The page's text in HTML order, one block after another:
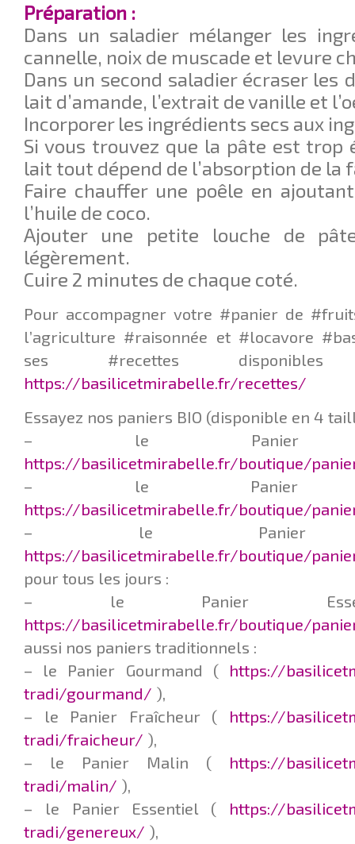
Préparation :
Dans un saladier mélanger les
cannelle, noix de muscade et levure
Dans un second saladier écraser les
lait d’amande, l’extrait de vanille et
Incorporer les ingrédients secs aux
Si vous trouvez que la pâte est trop
lait tout dépend de l’absorption de la
Faire chauffer une poêle en
l’huile de coco.
Ajouter une petite louche de
légèrement.
Cuire 2 minutes de chaque coté.
Pour accompagner votre #panier de
l’agriculture #raisonnée et #locavore
ses #recettes
https://basilicetmirabelle.fr/recettes/
Essayez nos paniers BIO (disponible en 4
– le Panier
https://basilicetmirabelle.fr/boutique/
– le Panier
https://basilicetmirabelle.fr/boutique/
– le Panier
https://basilicetmirabelle.fr/boutique/
pour tous les jours :
– le Panier
https://basilicetmirabelle.fr/boutique/
aussi nos paniers traditionnels :
– le Panier Gourmand ( https://
tradi/gourmand/ ),
– le Panier Fraîcheur ( https://
tradi/fraicheur/ ),
– le Panier Malin ( https://
tradi/malin/ ),
– le Panier Essentiel ( https://
tradi/genereux/ ),